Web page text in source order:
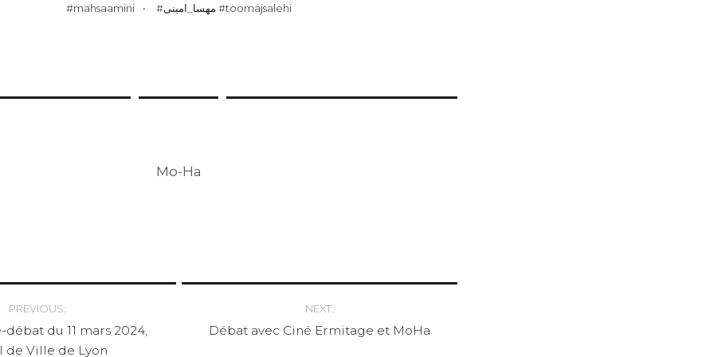
#mahsaamini #مهسا_امینی #toomajsalehi
Mo-Ha
PREVIOUS:
du 11 mars 2024,
de Ville de Lyon
NEXT:
Débat avec Ciné Ermitage et MoHa